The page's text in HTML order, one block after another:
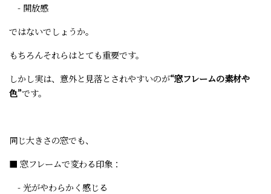
- 開放感
ではないでしょうか。
もちろんそれらはとても重要です。
しかし実は、意外と見落とされやすいのが“窓フレームの素材や
色”です。
同じ大きさの窓でも、
■ 窓フレームで変わる印象：
- 光がやわらかく感じる